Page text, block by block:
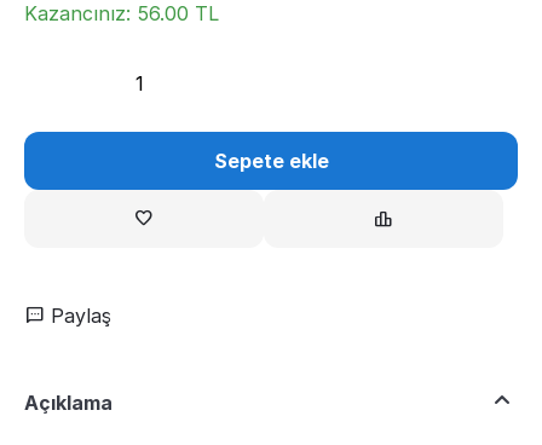
Kazancınız: 56.00 TL
Sepete ekle
Paylaş
Açıklama